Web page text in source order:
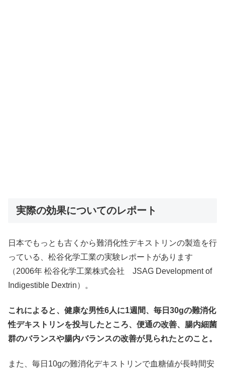
実際の効果についてのレポート
日本でもっとも古くから難消化性デキストリンの製造を行
っている、松谷化学工業の実験レポートがあります
（2006年 松谷化学工業株式会社 JSAG Development of
Indigestible Dextrin）。
これによると、健康な男性6人に1週間、毎日30gの難消化
性デキストリンを投与したところ、便通の改善、腸内細菌
群のバランスや腸内バランスの改善が見られたとのこと。
また、毎日10gの難消化デキストリンで血糖値が長時間安